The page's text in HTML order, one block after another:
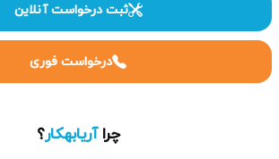
ثبت درخواست آنلاین
درخواست فوری
چراآریابهکار؟